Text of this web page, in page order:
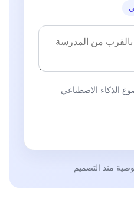
الذكاء الاصطناعي
منذ التصميم